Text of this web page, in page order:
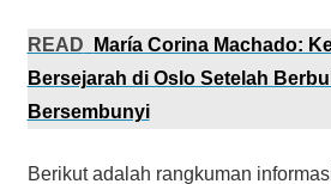
READ
María Corina Machado:
Bersejarah di Oslo Setelah
Bersembunyi
Berikut adalah rangkuman